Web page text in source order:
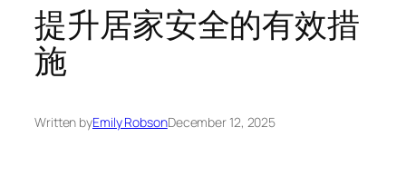
提升居家安全的有效措
施
Written byEmily RobsonDecember 12, 2025